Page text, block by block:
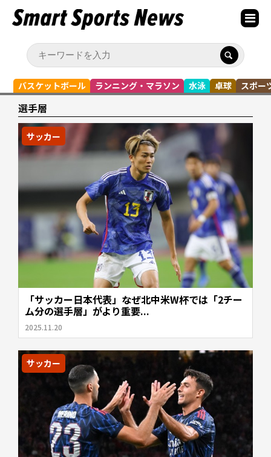
バスケットボール ランニング・マラソン 水泳 卓球 スポー
選手層
サッカー
「サッカー日本代表」なぜ北中米W杯では「2チー
ム分の選手層」がより重要...
2025.11.20
サッカー